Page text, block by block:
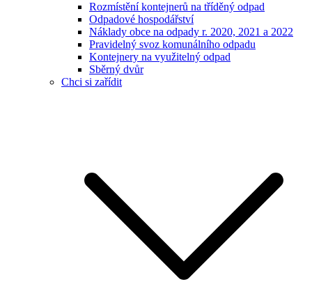
Rozmístění kontejnerů na tříděný odpad
Odpadové hospodářství
Náklady obce na odpady r. 2020, 2021 a 2022
Pravidelný svoz komunálního odpadu
Kontejnery na využitelný odpad
Sběrný dvůr
Chci si zařídit